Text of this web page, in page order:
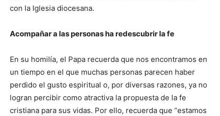
con la Iglesia diocesana.
Acompañar a las personas ha redescubrir la fe
En su homilía, el Papa recuerda que nos encontramos en
un tiempo en el que muchas personas parecen haber
perdido el gusto espiritual o, por diversas razones, ya no
logran percibir como atractiva la propuesta de la fe
cristiana para sus vidas. Por ello, recuerda que “estamos